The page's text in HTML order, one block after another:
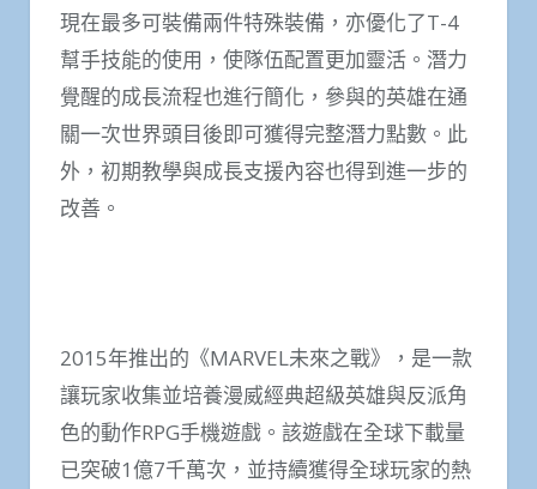
現在最多可裝備兩件特殊裝備，亦優化了T-4
幫手技能的使用，使隊伍配置更加靈活。潛力
覺醒的成長流程也進行簡化，參與的英雄在通
關一次世界頭目後即可獲得完整潛力點數。此
外，初期教學與成長支援內容也得到進一步的
改善。
2015年推出的《MARVEL未來之戰》，是一款
讓玩家收集並培養漫威經典超級英雄與反派角
色的動作RPG手機遊戲。該遊戲在全球下載量
已突破1億7千萬次，並持續獲得全球玩家的熱